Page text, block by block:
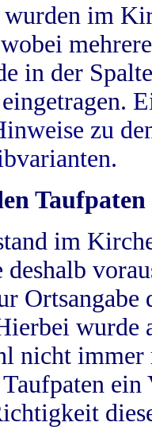
im
in der
zu
Taufpaten
im
wurde
nicht